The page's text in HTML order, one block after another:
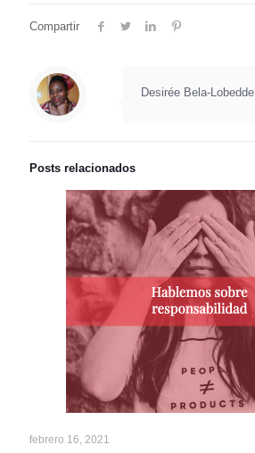
Compartir
Desirée Bela-Lobedde
Posts relacionados
febrero 16, 2021